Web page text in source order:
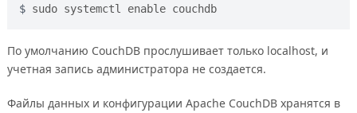
sudo systemctl enable couchdb
По умолчанию CouchDB прослушивает только localhost, и
учетная запись администратора не создается.
Файлы данных и конфигурации Apache CouchDB хранятся в